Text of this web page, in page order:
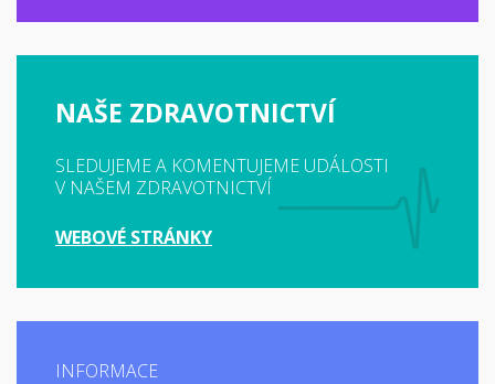
NAŠE ZDRAVOTNICTVÍ
SLEDUJEME A KOMENTUJEME UDÁLOSTI
V NAŠEM ZDRAVOTNICTVÍ
WEBOVÉ STRÁNKY
INFORMACE